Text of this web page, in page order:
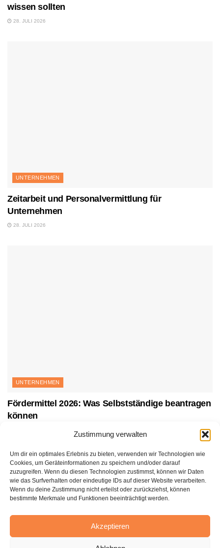
Zustimmung verwalten
Um dir ein optimales Erlebnis zu bieten, verwenden wir Technologien wie
Cookies, um Geräteinformationen zu speichern und/oder darauf
zuzugreifen. Wenn du diesen Technologien zustimmst, können wir Daten
wie das Surfverhalten oder eindeutige IDs auf dieser Website verarbeiten.
Wenn du deine Zustimmung nicht erteilst oder zurückziehst, können
bestimmte Merkmale und Funktionen beeinträchtigt werden.
Akzeptieren
wissen sollten
28. JULI 2026
UNTERNEHMEN
Zeitarbeit und Personalvermittlung für
Unternehmen
28. JULI 2026
UNTERNEHMEN
Fördermittel 2026: Was Selbstständige beantragen
können